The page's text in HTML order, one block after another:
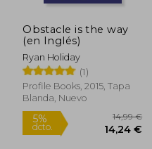
Obstacle is the way
(en Inglés)
Ryan Holiday
(1)
Profile Books, 2015, Tapa
Blanda, Nuevo